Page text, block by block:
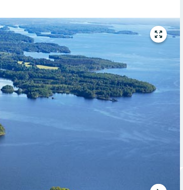
Siirry
koko
näytön
alueelle